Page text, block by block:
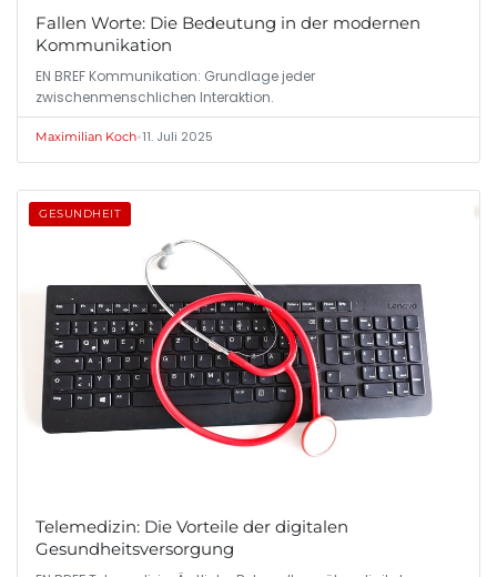
Fallen Worte: Die Bedeutung in der modernen
Kommunikation
EN BREF Kommunikation: Grundlage jeder
zwischenmenschlichen Interaktion.
Maximilian Koch•11. Juli 2025
GESUNDHEIT
Telemedizin: Die Vorteile der digitalen
Gesundheitsversorgung